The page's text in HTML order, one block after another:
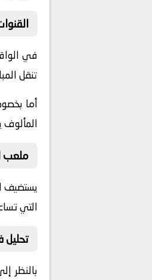
في
تنقل
أما
المألوف
ملعب
يستضيف
التي
تحليل
بالنظر